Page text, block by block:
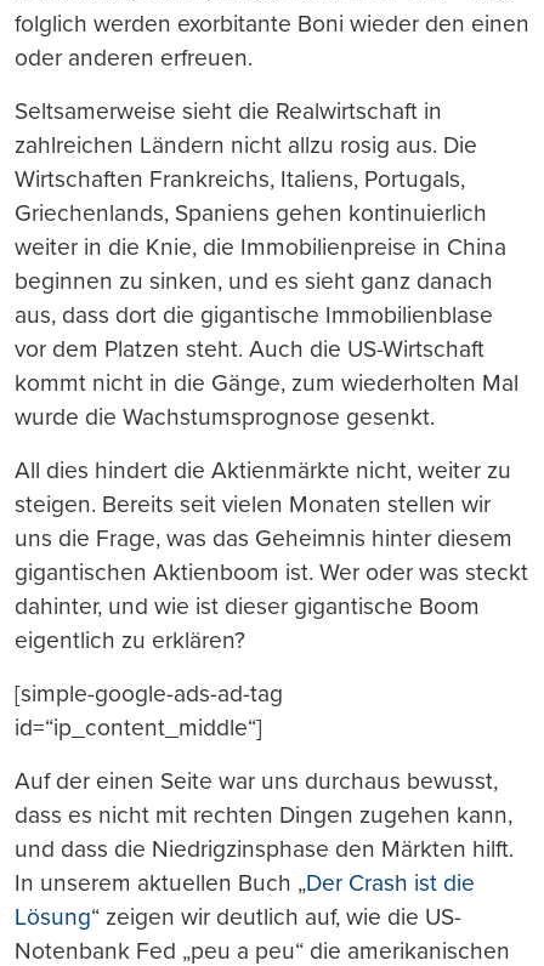
folglich werden exorbitante Boni wieder den einen
oder anderen erfreuen.
Seltsamerweise sieht die Realwirtschaft in
zahlreichen Ländern nicht allzu rosig aus. Die
Wirtschaften Frankreichs, Italiens, Portugals,
Griechenlands, Spaniens gehen kontinuierlich
weiter in die Knie, die Immobilienpreise in China
beginnen zu sinken, und es sieht ganz danach
aus, dass dort die gigantische Immobilienblase
vor dem Platzen steht. Auch die US-Wirtschaft
kommt nicht in die Gänge, zum wiederholten Mal
wurde die Wachstumsprognose gesenkt.
All dies hindert die Aktienmärkte nicht, weiter zu
steigen. Bereits seit vielen Monaten stellen wir
uns die Frage, was das Geheimnis hinter diesem
gigantischen Aktienboom ist. Wer oder was steckt
dahinter, und wie ist dieser gigantische Boom
eigentlich zu erklären?
[simple-google-ads-ad-tag
id=“ip_content_middle“]
Auf der einen Seite war uns durchaus bewusst,
dass es nicht mit rechten Dingen zugehen kann,
und dass die Niedrigzinsphase den Märkten hilft.
In unserem aktuellen Buch „Der Crash ist die
Lösung“ zeigen wir deutlich auf, wie die US-
Notenbank Fed „peu a peu“ die amerikanischen